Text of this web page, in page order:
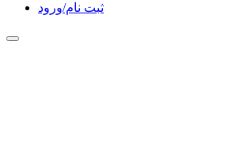
ثبت نام/ورود